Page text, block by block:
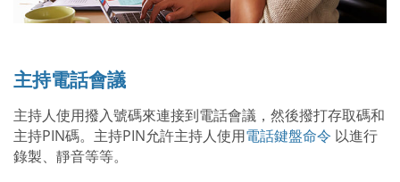
主持電話會議
主持人使用撥入號碼來連接到電話會議，然後撥打存取碼和
主持PIN碼。主持PIN允許主持人使用電話鍵盤命令 以進行
錄製、靜音等等。